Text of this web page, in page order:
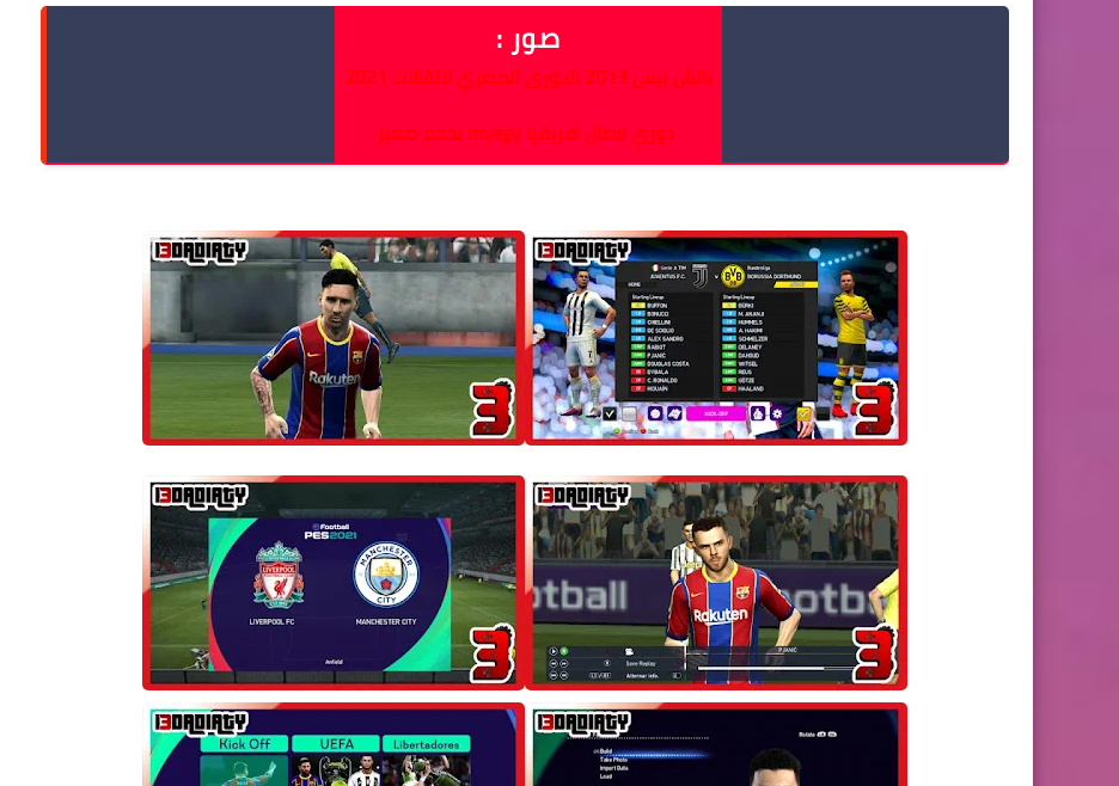
صور :
باتش بيس 2013 الدورى المصري انتقالات 2021
دوري ابطال افريقيا myegy بحجم صغير